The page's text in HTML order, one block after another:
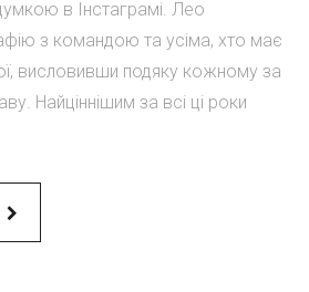
в Інстаграмі. Лео
з командою та усіма, хто має
висловивши подяку кожному за
Найціннішим за всі ці роки